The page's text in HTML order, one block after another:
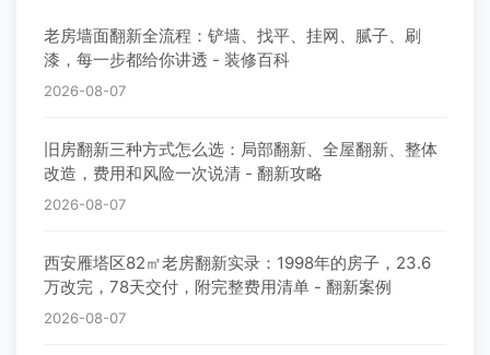
老房墙面翻新全流程：铲墙、找平、挂网、腻子、刷
漆，每一步都给你讲透 - 装修百科
2026-08-07
旧房翻新三种方式怎么选：局部翻新、全屋翻新、整体
改造，费用和风险一次说清 - 翻新攻略
2026-08-07
西安雁塔区82㎡老房翻新实录：1998年的房子，23.6
万改完，78天交付，附完整费用清单 - 翻新案例
2026-08-07